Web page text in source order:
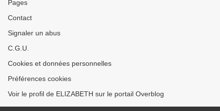
Pages
Contact
Signaler un abus
C.G.U.
Cookies et données personnelles
Préférences cookies
Voir le profil de ELIZABETH sur le portail Overblog